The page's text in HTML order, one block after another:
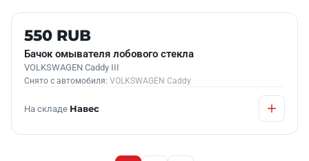
Б/У В НАЛИЧИИ
550 RUB
Бачок омывателя лобового стекла
VOLKSWAGEN Caddy III
Снято с автомобиля: VOLKSWAGEN Caddy
На складе Навес